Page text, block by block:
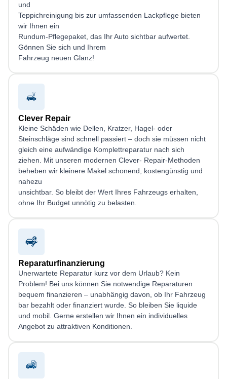
und
Teppichreinigung bis zur umfassenden Lackpflege bieten
wir Ihnen ein
Rundum-Pflegepaket, das Ihr Auto sichtbar aufwertet.
Gönnen Sie sich und Ihrem
Fahrzeug neuen Glanz!
Clever Repair
Kleine Schäden wie Dellen, Kratzer, Hagel- oder
Steinschläge sind schnell passiert – doch sie müssen nicht
gleich eine aufwändige Komplettreparatur nach sich
ziehen. Mit unseren modernen Clever- Repair-Methoden
beheben wir kleinere Makel schonend, kostengünstig und
nahezu
unsichtbar. So bleibt der Wert Ihres Fahrzeugs erhalten,
ohne Ihr Budget unnötig zu belasten.
Reparaturfinanzierung
Unerwartete Reparatur kurz vor dem Urlaub? Kein
Problem! Bei uns können Sie notwendige Reparaturen
bequem finanzieren – unabhängig davon, ob Ihr Fahrzeug
bar bezahlt oder finanziert wurde. So bleiben Sie liquide
und mobil. Gerne erstellen wir Ihnen ein individuelles
Angebot zu attraktiven Konditionen.